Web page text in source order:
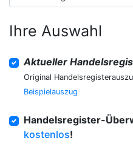
Ihre Auswahl
Aktueller
Original
Beispielauszug
Handelsregister-
kostenlos!